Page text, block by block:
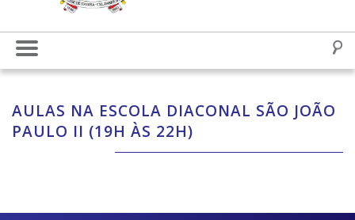
AULAS NA ESCOLA DIACONAL SÃO JOÃO
PAULO II (19H ÀS 22H)